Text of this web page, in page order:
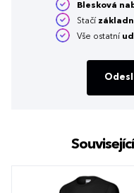
Blesková
Stačí
Vše ostatní
Související